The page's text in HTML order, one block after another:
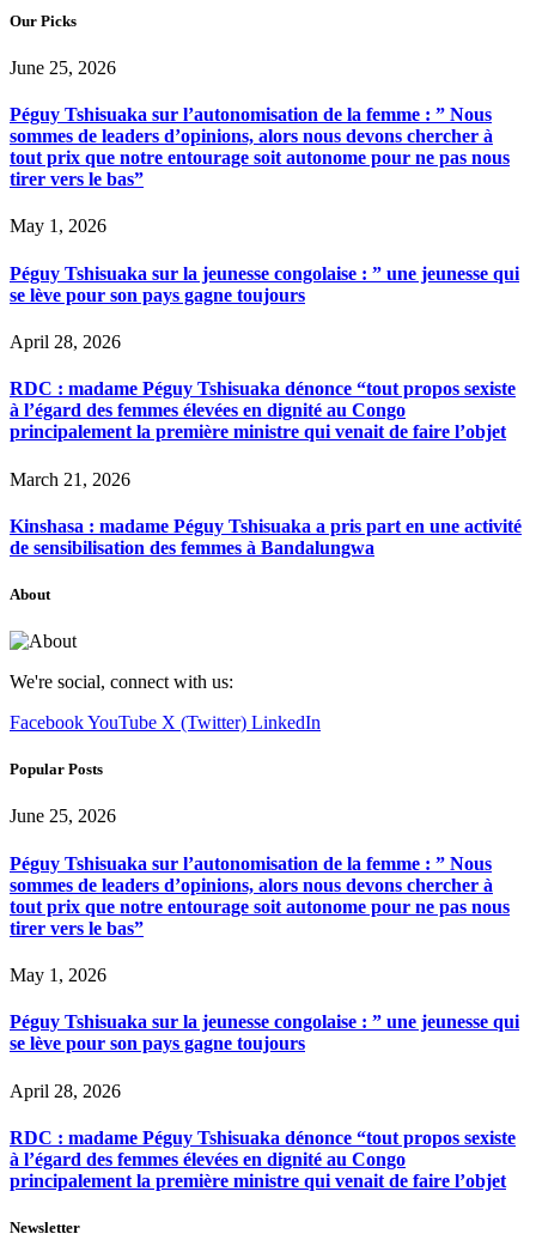
Our Picks
June 25, 2026
Péguy Tshisuaka sur l’autonomisation de la femme : ” Nous
sommes de leaders d’opinions, alors nous devons chercher à
tout prix que notre entourage soit autonome pour ne pas nous
tirer vers le bas”
May 1, 2026
Péguy Tshisuaka sur la jeunesse congolaise : ” une jeunesse qui
se lève pour son pays gagne toujours
April 28, 2026
RDC : madame Péguy Tshisuaka dénonce “tout propos sexiste
à l’égard des femmes élevées en dignité au Congo
principalement la première ministre qui venait de faire l’objet
March 21, 2026
Kinshasa : madame Péguy Tshisuaka a pris part en une activité
de sensibilisation des femmes à Bandalungwa
About
We're social, connect with us:
FacebookYouTube X (Twitter) LinkedIn
Popular Posts
June 25, 2026
Péguy Tshisuaka sur l’autonomisation de la femme : ” Nous
sommes de leaders d’opinions, alors nous devons chercher à
tout prix que notre entourage soit autonome pour ne pas nous
tirer vers le bas”
May 1, 2026
Péguy Tshisuaka sur la jeunesse congolaise : ” une jeunesse qui
se lève pour son pays gagne toujours
April 28, 2026
RDC : madame Péguy Tshisuaka dénonce “tout propos sexiste
à l’égard des femmes élevées en dignité au Congo
principalement la première ministre qui venait de faire l’objet
Newsletter